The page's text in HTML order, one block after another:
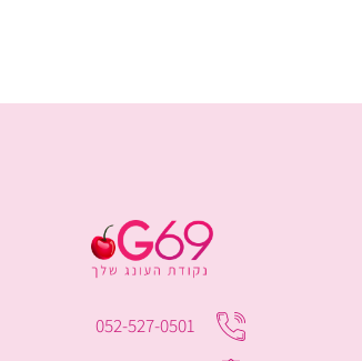
052-527-0501